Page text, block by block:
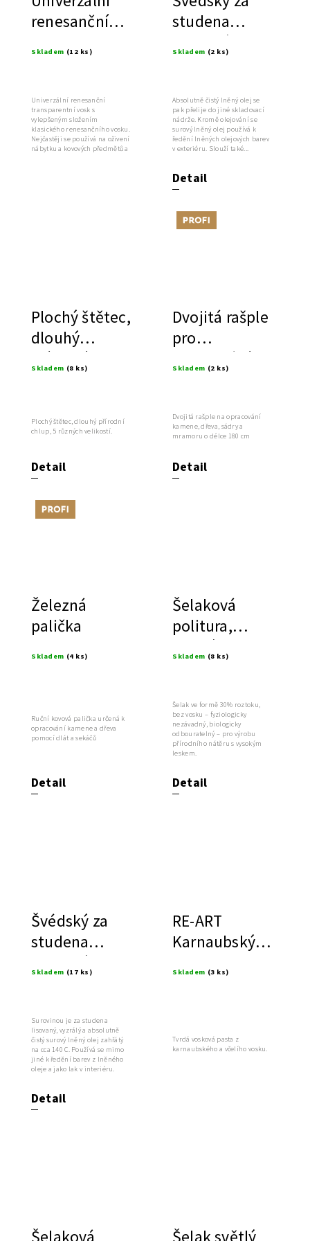
renesanční
Skladem (12 ks)
Univerzální renesanční
transparentní vosk s
vylepšeným složením
klasického renesančního vosku.
Nejčastěji se používá na oživení
nábytku a kovových předmětů a
studena
lisovaný
Skladem (2 ks)
Detail
Absolutně čistý lněný olej se
pak přelije do jiné skladovací
nádrže. Kromě olejování se
surový lněný olej používá k
ředění lněných olejových barev
v exteriéru. Slouží také...
Plochý štětec,
dlouhý
přírodní chlup
Skladem (8 ks)
Detail
Plochý štětec, dlouhý přírodní
chlup, 5 různých velikostí.
Tip
Dvojitá rašple
pro
opracování
mramoru a
Skladem (2 ks)
Detail
Dvojitá rašple na opracování
kamene, dřeva, sádry a
mramoru o délce 180 cm
Tip
Železná
palička
Skladem (4 ks)
Detail
Ruční kovová palička určená k
opracování kamene a dřeva
pomocí dlát a sekáčů
Šelaková
politura,
Světlý bez
Skladem (8 ks)
Detail
Šelak ve formě 30% roztoku,
bez vosku – fyziologicky
nezávadný, biologicky
odbouratelný – pro výrobu
přírodního nátěru s vysokým
leskem.
Švédský za
studena
lisovaný
Skladem (17 ks)
Detail
Surovinou je za studena
lisovaný, vyzrálý a absolutně
čistý surový lněný olej zahřátý
na cca 140 C. Používá se mimo
jiné k ředění barev z lněného
oleje a jako lak v interiéru.
RE-ART
Karnaubský
Skladem (3 ks)
Tvrdá vosková pasta z
karnaubského a včelího vosku.
Šelaková
Šelak světlý